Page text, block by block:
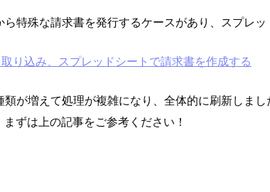
特殊な請求書を発行するケースがあり、スプレ
り込み、スプレッドシートで請求書を作成する
が増えて処理が複雑になり、全体的に刷新しま
ずは上の記事をご参考ください！